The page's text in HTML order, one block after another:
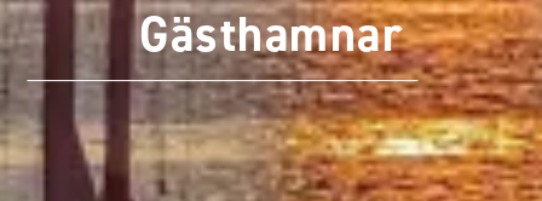
Gästhamnar